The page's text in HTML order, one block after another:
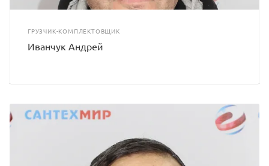
ГРУЗЧИК-КОМПЛЕКТОВЩИК
Иванчук Андрей